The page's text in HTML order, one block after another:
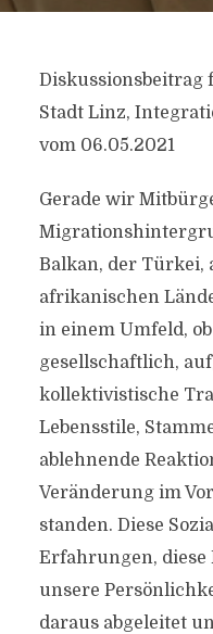
Diskussionsbeitrag
Stadt Linz,
vom 06.05.2021
Gerade wir
Balkan, der Türkei,
afrikanischen
in einem Umfeld,
gesellschaftlich,
kollektivistische
Lebensstile,
ablehnende
Veränderung im
standen. Diese
Erfahrungen, diese
unsere
daraus abgeleitet